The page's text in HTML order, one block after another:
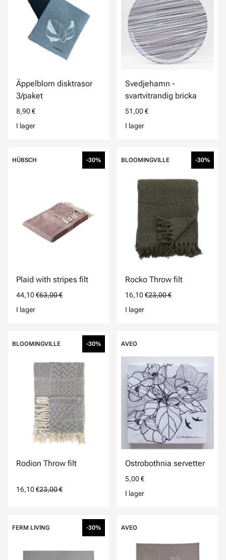
Äppelblom disktrasor
3/paket
8,90 €
I lager
Svedjehamn -
svartvitrandig bricka
51,00 €
I lager
HÜBSCH -30%
Plaid with stripes filt
44,10 €63,00 €
I lager
BLOOMINGVILLE -30%
Rocko Throw filt
16,10 €23,00 €
I lager
BLOOMINGVILLE -30%
Rodion Throw filt
16,10 €23,00 €
AVEO
Ostrobothnia servetter
5,00 €
I lager
FERM LIVING -30% AVEO